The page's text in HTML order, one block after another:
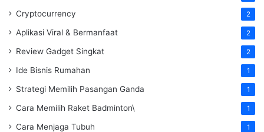
Cryptocurrency 2
Aplikasi Viral & Bermanfaat 2
Review Gadget Singkat 2
Ide Bisnis Rumahan 1
Strategi Memilih Pasangan Ganda 1
Cara Memilih Raket Badminton\ 1
Cara Menjaga Tubuh 1